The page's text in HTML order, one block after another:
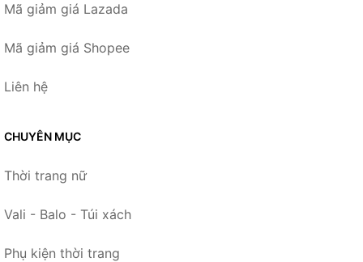
Mã giảm giá Lazada
Mã giảm giá Shopee
Liên hệ
CHUYÊN MỤC
Thời trang nữ
Vali - Balo - Túi xách
Phụ kiện thời trang